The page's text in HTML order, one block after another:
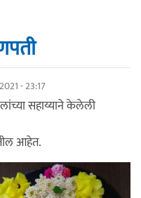
- 23:17
सहाय्याने केलेली
आहेत.